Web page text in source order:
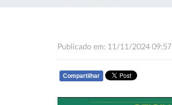
Publicado em: 11/11/2024 09:57
Compartilhar